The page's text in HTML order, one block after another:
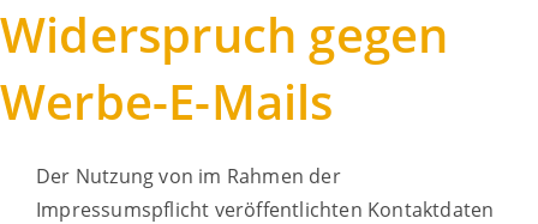
Widerspruch gegen
Werbe-E-Mails
Der Nutzung von im Rahmen der
Impressumspflicht veröffentlichten Kontaktdaten